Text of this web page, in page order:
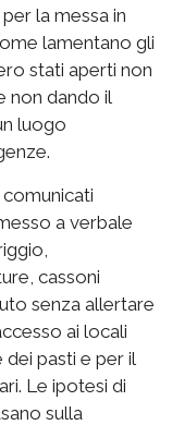
la messa in
lamentano gli
stati aperti non
non dando il
luogo
a verbale
cassoni
senza allertare
ai locali
pasti e per il
Le ipotesi di
sulla